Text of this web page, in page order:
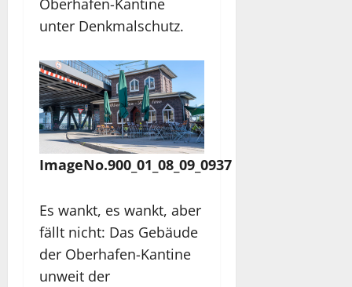
Oberhafen-Kantine
unter Denkmalschutz.
ImageNo.900_01_08_09_0937
Es wankt, es wankt, aber
fällt nicht: Das Gebäude
der Oberhafen-Kantine
unweit der